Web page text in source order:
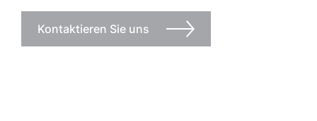
Kontaktieren Sie uns